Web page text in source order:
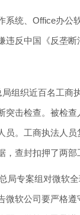
系统、Office办公
反中国《反垄断
组织近百名工商
突击检查。被检
员。工商执法人
查封扣押了两部
局专案组对微软
微软公司要严格